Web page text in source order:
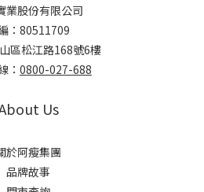
業股份有限公司
：80511709
區松江路168號6樓
： 0800-027-688
Us
於阿瘦集團
品牌故事